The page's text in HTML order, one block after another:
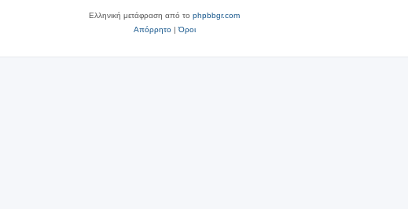
Ελληνική μετάφραση από το phpbbgr.com
Απόρρητο|Όροι